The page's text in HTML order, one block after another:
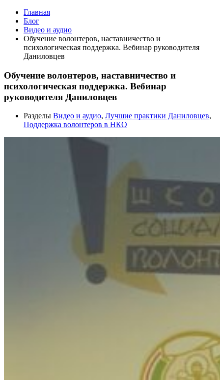
Главная
Блог
Видео и аудио
Обучение волонтеров, наставничество и
психологическая поддержка. Вебинар руководителя
Даниловцев
Обучение волонтеров, наставничество и
психологическая поддержка. Вебинар
руководителя Даниловцев
Разделы Видео и аудио, Лучшие практики Даниловцев,
Поддержка волонтеров в НКО